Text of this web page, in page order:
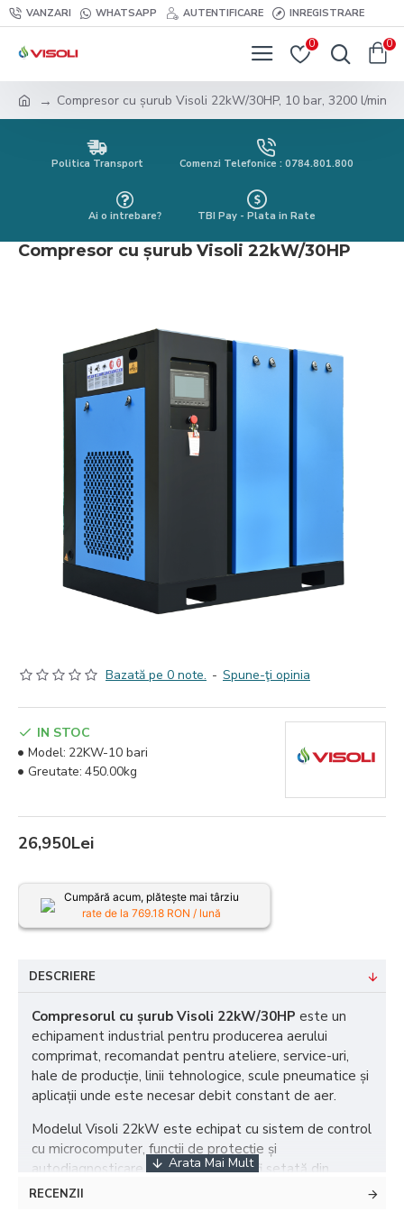
VANZARI WHATSAPP AUTENTIFICARE INREGISTRARE
0 0
Compresor cu șurub Visoli 22kW/30HP, 10 bar, 3200 l/min
Politica Transport Comenzi Telefonice : 0784.801.800
Ai o intrebare? TBI Pay - Plata in Rate
Compresor cu șurub Visoli 22kW/30HP
Bazată pe 0 note. - Spune-ţi opinia
26,950Lei
IN STOC
Model: 22KW-10 bari
Greutate: 450.00kg
Cumpără acum, plătește mai târziu
rate de la 769.18 RON / lună
DESCRIERE
Compresorul cu șurub Visoli 22kW/30HP este un
echipament industrial pentru producerea aerului
comprimat, recomandat pentru ateliere, service-uri,
hale de producție, linii tehnologice, scule pneumatice și
aplicații unde este necesar debit constant de aer.
Modelul Visoli 22kW este echipat cu sistem de control
cu microcomputer, funcții de protecție și
autodiagnosticare. Presiunea poate fi setată din
controller, iar utilizatorul poate verifica rapid informații
RECENZII